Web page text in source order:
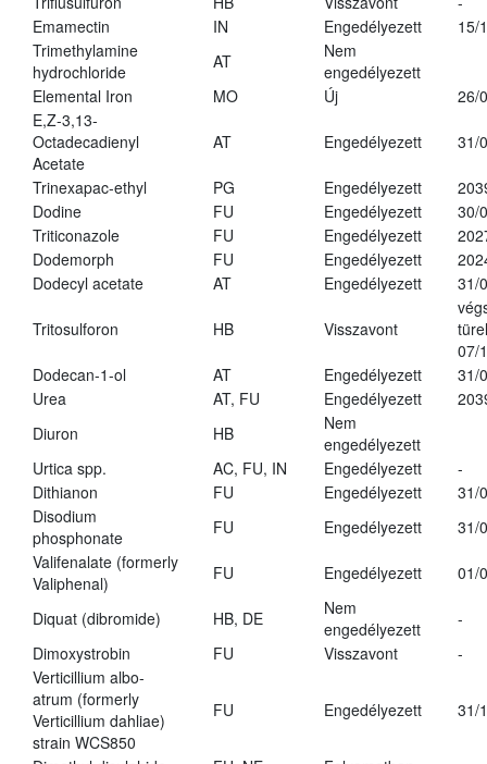
Emamectin
IN Engedélyezett
15/
Trimethylamine
hydrochloride
AT
Nem
engedélyezett
Elemental Iron
MO Új
26/
E,Z-3,13-
Octadecadienyl
Acetate
AT Engedélyezett 31/
Trinexapac-ethyl PG Engedélyezett
Dodine
FU Engedélyezett
30/
Triticonazole
FU Engedélyezett
Dodemorph
FU Engedélyezett
Dodecyl acetate
AT Engedélyezett 31/
Tritosulforon HB Visszavont
07/
Dodecan-1-ol
AT Engedélyezett
31/
Urea
AT, FU Engedélyezett
Diuron
HB
Nem
engedélyezett
Urtica spp.
AC, FU, IN Engedélyezett
-
Dithianon
FU Engedélyezett
31/
Disodium
phosphonate
FU Engedélyezett
31/
Valifenalate (formerly
Valiphenal)
FU Engedélyezett 01/
Diquat (dibromide) HB, DE
Nem
engedélyezett
-
Dimoxystrobin
FU Visszavont
-
Verticillium albo-
atrum (formerly
Verticillium dahliae)
strain WCS850
FU Engedélyezett 31/